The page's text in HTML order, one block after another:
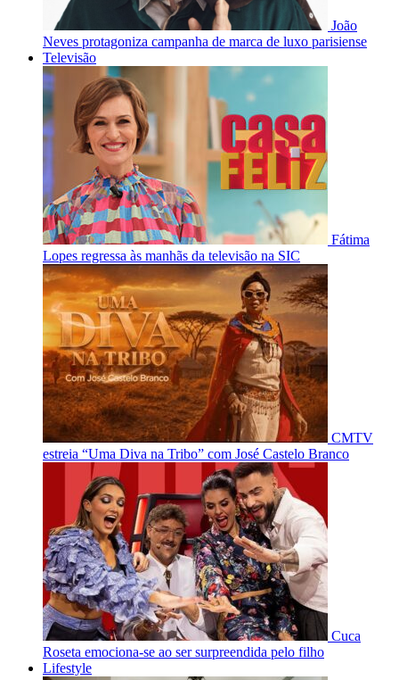
João
Neves protagoniza campanha de marca de luxo parisiense
Televisão
Fátima
Lopes regressa às manhãs da televisão na SIC
CMTV
estreia “Uma Diva na Tribo” com José Castelo Branco
Cuca
Roseta emociona-se ao ser surpreendida pelo filho
Lifestyle